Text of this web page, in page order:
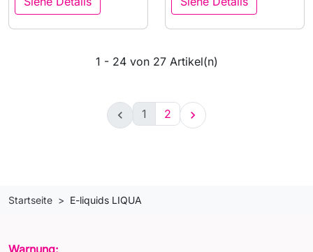
1 - 24 von 27 Artikel(n)
 1 2 
Startseite E-liquids LIQUA